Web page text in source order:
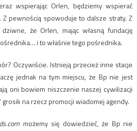
wspierając Orlen, będziemy wspierać
Z pewnością spowoduje to dalsze straty. Z
że Orlen, mając własną fundację
i to właśnie tego pośrednika.
Oczywiście. Istnieją przecież inne stacje
jednak na tym miejscu, że Bp nie jest
oni bowiem niszczenie naszej cywilizacji
grosik na rzecz promocji wiadomej agendy.
możemy się dowiedzieć, że Bp nie